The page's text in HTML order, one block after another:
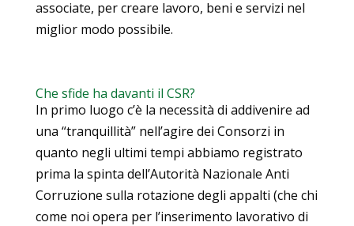
associate, per creare lavoro, beni e servizi nel
miglior modo possibile.
Che sfide ha davanti il CSR?
In primo luogo c’è la necessità di addivenire ad
una “tranquillità” nell’agire dei Consorzi in
quanto negli ultimi tempi abbiamo registrato
prima la spinta dell’Autorità Nazionale Anti
Corruzione sulla rotazione degli appalti (che chi
come noi opera per l’inserimento lavorativo di